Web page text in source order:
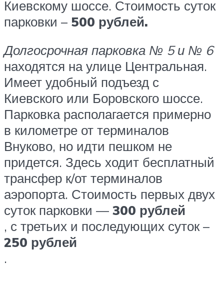
Киевскому шоссе. Стоимость суток
парковки – 500 рублей.
Долгосрочная парковка № 5 и № 6
находятся на улице Центральная.
Имеет удобный подъезд с
Киевского или Боровского шоссе.
Парковка располагается примерно
в километре от терминалов
Внуково, но идти пешком не
придется. Здесь ходит бесплатный
трансфер к/от терминалов
аэропорта. Стоимость первых двух
суток парковки — 300 рублей
, с третьих и последующих суток –
250 рублей
.